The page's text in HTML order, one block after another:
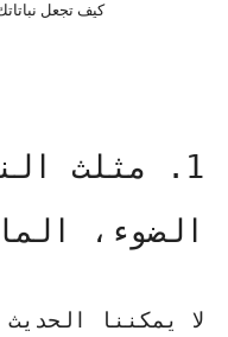
كيف تجعل
1. مثلث
الضوء،
لا يمكننا